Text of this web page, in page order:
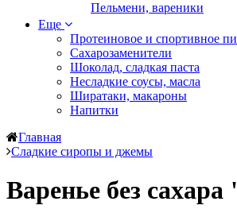
Пельмени, вареники
Еще
Протеиновое и спортивное
Сахарозаменители
Шоколад, сладкая паста
Несладкие соусы, масла
Ширатаки, макароны
Напитки
Главная
Сладкие сиропы и джемы
Варенье без